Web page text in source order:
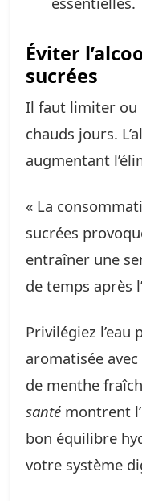
Éviter
sucrées
Il faut limiter ou
chauds jours.
augmentant
« La
sucrées
entraîner une
de temps après
Privilégiez
aromatisée
de menthe
santé montrent
bon équilibre
votre système